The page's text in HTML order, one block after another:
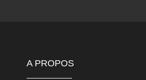
A PROPOS